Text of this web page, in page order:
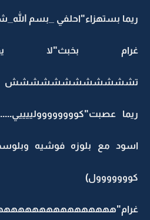
ريما بستهزاء"احلفي _بسم
غرام بخبث"لا
تشششششششششششش
ريما
اسود مع بلوزه فوشيه
كووووووول)